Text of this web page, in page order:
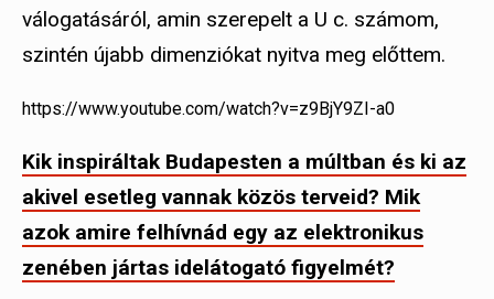
válogatásáról, amin szerepelt a U c. számom,
szintén újabb dimenziókat nyitva meg előttem.
https://www.youtube.com/watch?v=z9BjY9ZI-a0
Kik inspiráltak Budapesten a múltban és ki az
akivel esetleg vannak közös terveid? Mik
azok amire felhívnád egy az elektronikus
zenében jártas idelátogató figyelmét?